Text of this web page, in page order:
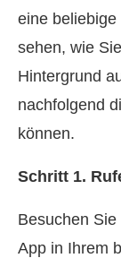
eine
sehen, wie
Hintergrund
nachfolgend
können.
Schritt 1.
Besuchen
App in Ihrem